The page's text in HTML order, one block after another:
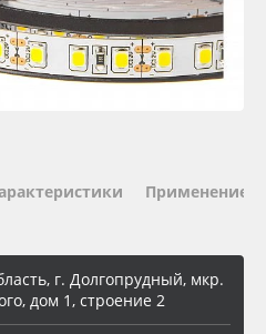
Применение
г. Долгопрудный, мкр.
дом 1, строение 2